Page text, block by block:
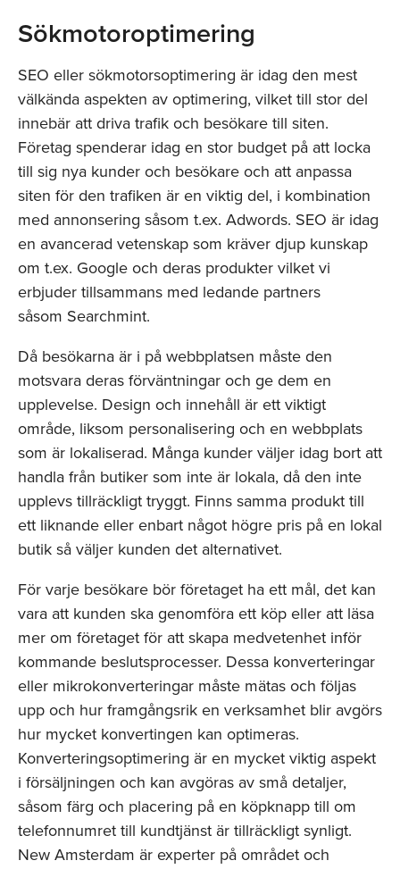
Sökmotoroptimering
SEO eller sökmotorsoptimering är idag den mest
välkända aspekten av optimering, vilket till stor del
innebär att driva trafik och besökare till siten.
Företag spenderar idag en stor budget på att locka
till sig nya kunder och besökare och att anpassa
siten för den trafiken är en viktig del, i kombination
med annonsering såsom t.ex. Adwords. SEO är idag
en avancerad vetenskap som kräver djup kunskap
om t.ex. Google och deras produkter vilket vi
erbjuder tillsammans med ledande partners
såsom Searchmint.
Då besökarna är i på webbplatsen måste den
motsvara deras förväntningar och ge dem en
upplevelse. Design och innehåll är ett viktigt
område, liksom personalisering och en webbplats
som är lokaliserad. Många kunder väljer idag bort att
handla från butiker som inte är lokala, då den inte
upplevs tillräckligt tryggt. Finns samma produkt till
ett liknande eller enbart något högre pris på en lokal
butik så väljer kunden det alternativet.
För varje besökare bör företaget ha ett mål, det kan
vara att kunden ska genomföra ett köp eller att läsa
mer om företaget för att skapa medvetenhet inför
kommande beslutsprocesser. Dessa konverteringar
eller mikrokonverteringar måste mätas och följas
upp och hur framgångsrik en verksamhet blir avgörs
hur mycket konvertingen kan optimeras.
Konverteringsoptimering är en mycket viktig aspekt
i försäljningen och kan avgöras av små detaljer,
såsom färg och placering på en köpknapp till om
telefonnumret till kundtjänst är tillräckligt synligt.
New Amsterdam är experter på området och